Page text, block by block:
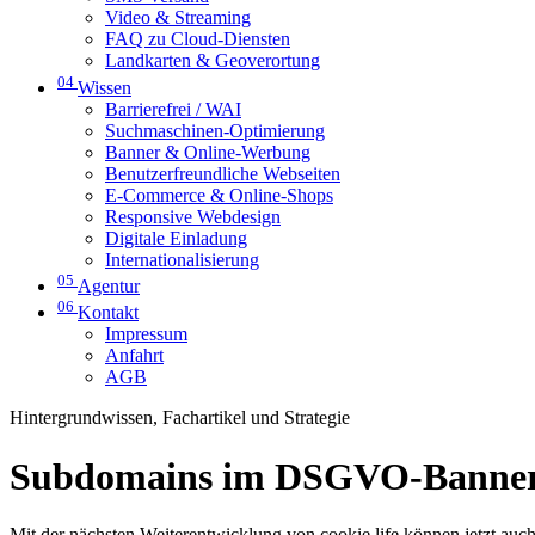
Video & Streaming
FAQ zu Cloud-Diensten
Landkarten & Geoverortung
04 Wissen
Barrierefrei / WAI
Suchmaschinen-Optimierung
Banner & Online-Werbung
Benutzerfreundliche Webseiten
E-Commerce & Online-Shops
Responsive Webdesign
Digitale Einladung
Internationalisierung
05 Agentur
06 Kontakt
Impressum
Anfahrt
AGB
Hintergrundwissen, Fachartikel und Strategie
Subdomains im DSGVO-